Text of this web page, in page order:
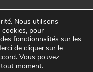
location
Nous utilisons
pour
fonctionnalités sur les
de cliquer sur le
Vous pouvez
tout moment.